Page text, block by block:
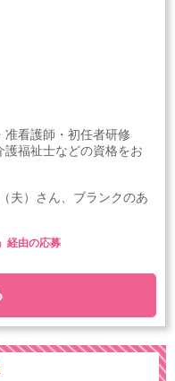
看護師・初任者研修
護福祉士などの資格をお
夫）さん、ブランクのあ
経由の応募